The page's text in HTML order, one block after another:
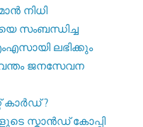
നിധി
സംബന്ധിച്ച
ലഭിക്കും
ജനസേവന
കാർഡ് ?
സ്കാന്‍ഡ് കോപ്പി